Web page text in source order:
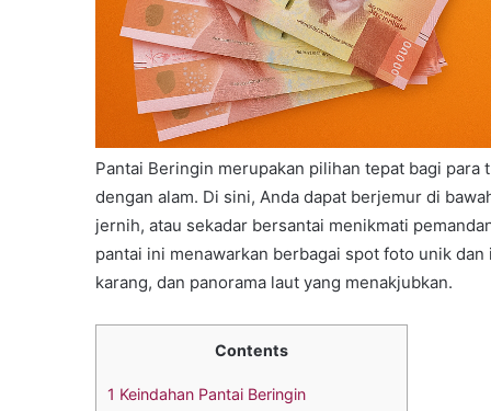
Pantai Beringin merupakan pilihan tepat bagi
dengan alam. Di sini, Anda dapat berjemur di
jernih, atau sekadar bersantai menikmati
pantai ini menawarkan berbagai spot foto unik
karang, dan panorama laut yang menakjubkan.
Contents
1 Keindahan Pantai Beringin